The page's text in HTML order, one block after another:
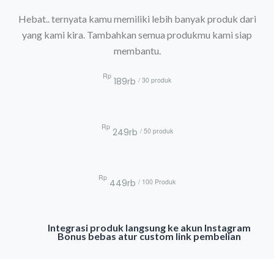
Hebat.. ternyata kamu memiliki lebih banyak produk dari
yang kami kira. Tambahkan semua produkmu kami siap
membantu.
Rp
189rb / 30 produk
Rp
249rb / 50 produk
Rp
449rb / 100 Produk
Integrasi produk langsung ke akun Instagram
Bonus bebas atur custom link pembelian